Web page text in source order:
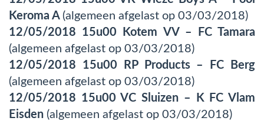
Keroma A (algemeen afgelast op 03/03/2018)
12/05/2018 15u00 Kotem VV – FC Tamara
(algemeen afgelast op 03/03/2018)
12/05/2018 15u00 RP Products – FC Berg
(algemeen afgelast op 03/03/2018)
12/05/2018 15u00 VC Sluizen – K FC Vlam
Eisden (algemeen afgelast op 03/03/2018)